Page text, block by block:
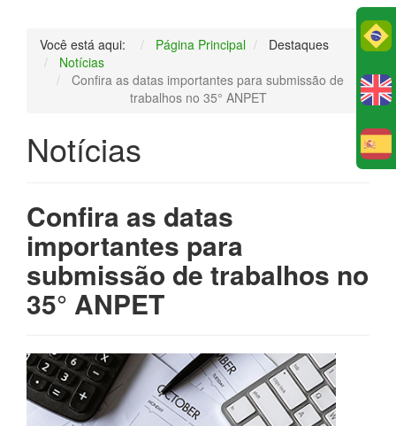
Você está aqui: Página Principal
Destaques
Notícias
Confira as datas importantes para submissão de
trabalhos no 35° ANPET
Notícias
Confira as datas
importantes para
submissão de trabalhos no
35° ANPET